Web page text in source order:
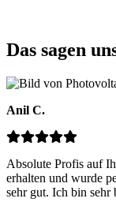
Das sagen
Anil C.
Absolute Profis auf
erhalten und wurde
sehr gut. Ich bin sehr